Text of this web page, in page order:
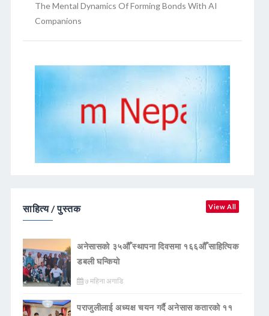
The Mental Dynamics Of Forming Bonds With AI
Companions
साहित्य / पुस्तक View All
अनेसासको ३५औँ स्थापना दिवसमा १६६औँ साहित्यिक
डबली घन्कियाे
७ महिना अगाडि
पराजुलीलाई अध्यक्ष चयन गर्दै अनेसास कतारको ११